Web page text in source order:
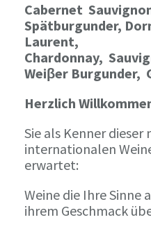
Cabernet
Spätburgunder,
Laurent,
Chardonnay,
Weiβer Burgunder,
Herzlich
Sie als Kenner
internationalen
erwartet:
Weine die Ihre Sinne
ihrem Geschmack